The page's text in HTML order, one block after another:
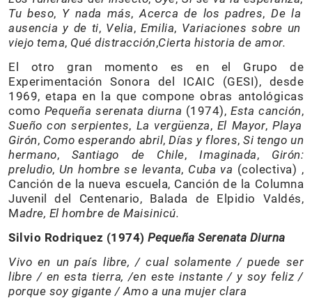
Tu beso, Y nada más, Acerca de los padres, De la
ausencia y de ti, Velia, Emilia, Variaciones sobre un
viejo tema, Qué distracción,Cierta historia de amor.
El otro gran momento es en el Grupo de
Experimentación Sonora del ICAIC (GESI), desde
1969, etapa en la que compone obras antológicas
como Pequeña serenata diurna (1974),Esta canción,
Sueño con serpientes, La vergüenza, El Mayor, Playa
Girón, Como esperando abril, Días y flores, Si tengo un
hermano, Santiago de Chile, Imaginada, Girón:
preludio, Un hombre se levanta, Cuba va (colectiva) ,
Canción de la nueva escuela, Canción de la Columna
Juvenil del Centenario, Balada de Elpidio Valdés,
Madre, El hombre de Maisinicú.
Silvio Rodriquez (1974) Pequeña Serenata Diurna
Vivo en un país libre, / cual solamente / puede ser
libre / en esta tierra, /en este instante / y soy feliz /
porque soy gigante / Amo a una mujer clara